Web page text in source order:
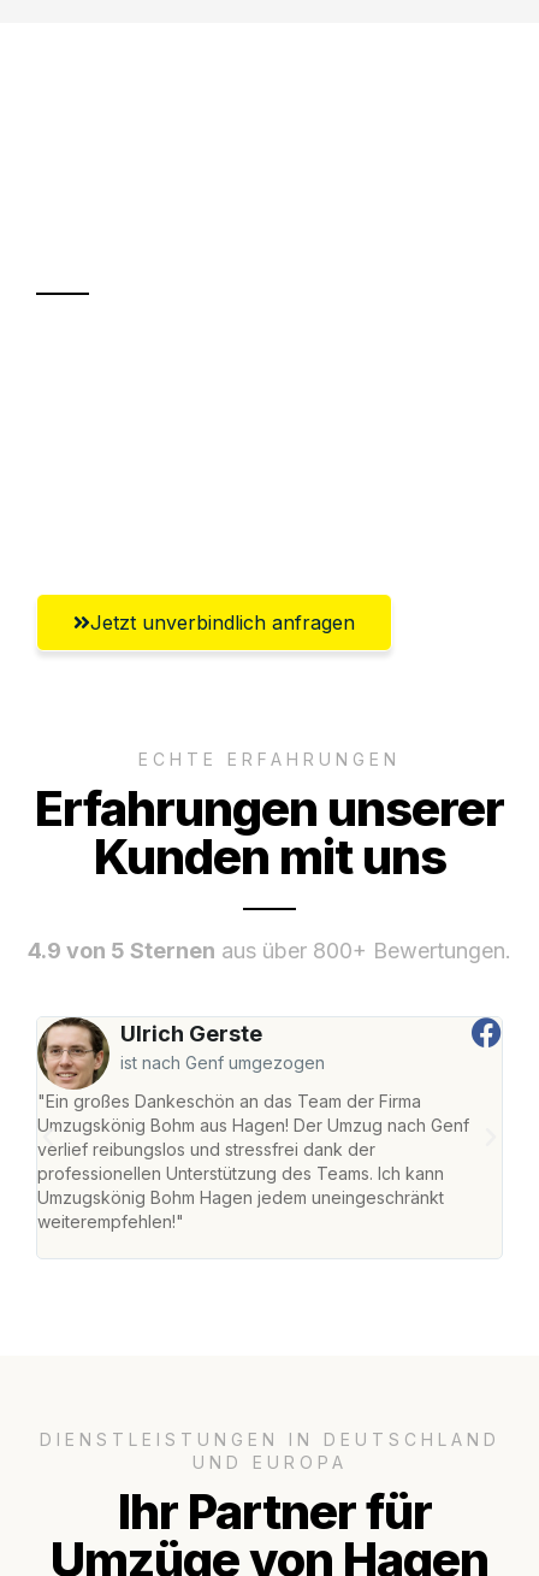
Jetzt unverbindlich anfragen
ECHTE ERFAHRUNGEN
Erfahrungen unserer
Kunden mit uns
4.9 von 5 Sternen aus über 800+ Bewertungen.
Ulrich Gerste
ist nach Genf umgezogen
"Ein großes Dankeschön an das Team der Firma
Umzugskönig Bohm aus Hagen! Der Umzug nach Genf
verlief reibungslos und stressfrei dank der
professionellen Unterstützung des Teams. Ich kann
Umzugskönig Bohm Hagen jedem uneingeschränkt
weiterempfehlen!"
DIENSTLEISTUNGEN IN DEUTSCHLAND
UND EUROPA
Ihr Partner für
Umzüge von Hagen